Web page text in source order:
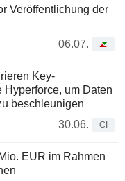
Veröffentlichung der
06.07.
Key-
Hyperforce, um Daten
beschleunigen
30.06.
CI
EUR im Rahmen